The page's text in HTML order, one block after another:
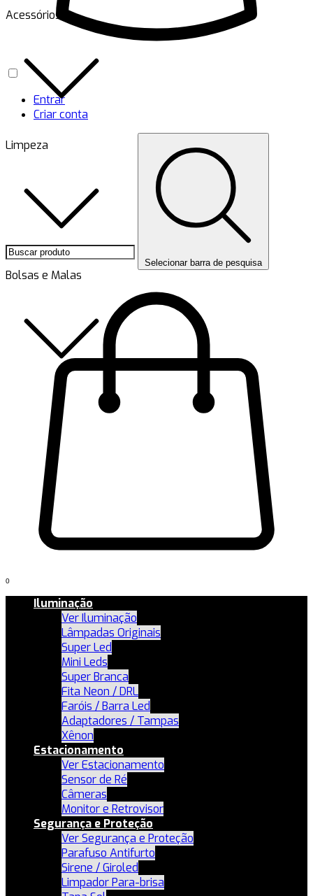
Acessórios
Limpeza
Bolsas e Malas
Entrar
Criar conta
Selecionar barra de pesquisa
0
Iluminação
Ver Iluminação
Lâmpadas Originais
Super Led
Mini Leds
Super Branca
Fita Neon / DRL
Faróis / Barra Led
Adaptadores / Tampas
Xênon
Estacionamento
Ver Estacionamento
Sensor de Ré
Câmeras
Monitor e Retrovisor
Segurança e Proteção
Ver Segurança e Proteção
Parafuso Antifurto
Sirene / Giroled
Limpador Para-brisa